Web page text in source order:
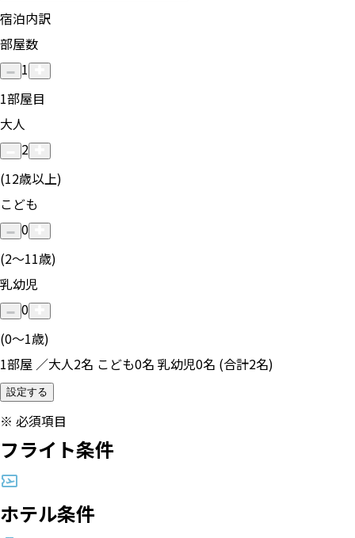
宿泊内訳
部屋数
1
1部屋目
大人
2
(12歳以上)
こども
0
(2〜11歳)
乳幼児
0
(0〜1歳)
1部屋 ／大人2名 こども0名 乳幼児0名 (合計2名)
設定する
※ 必須項目
フライト条件
ホテル条件